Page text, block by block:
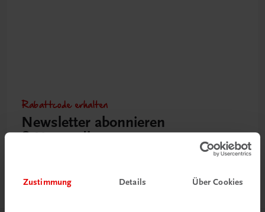
Zustimmung Details Über Cookies
Rabattcode erhalten
Newsletter abonnieren
& Versandkosten sparen